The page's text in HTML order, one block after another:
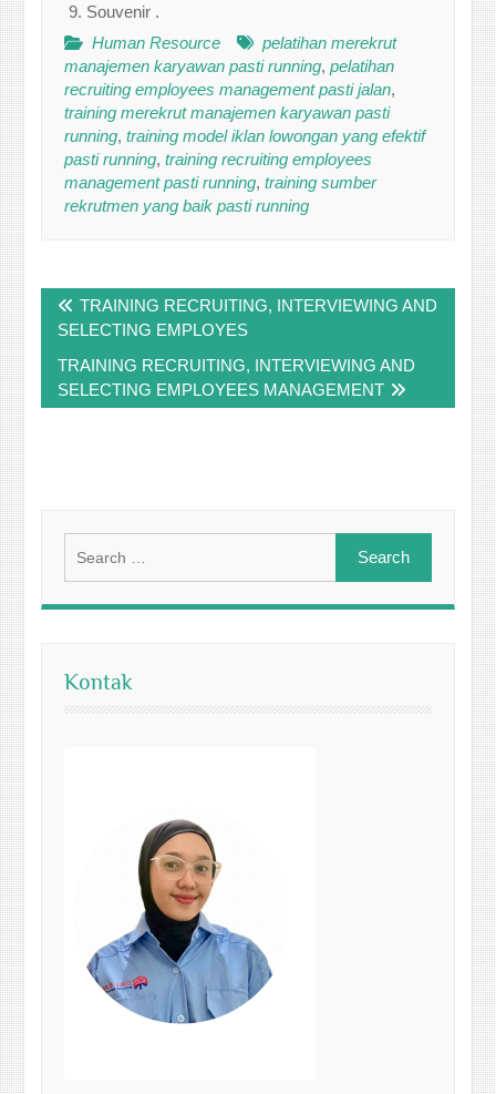
Souvenir .
Human Resource
pelatihan merekrut
manajemen karyawan pasti running,pelatihan
recruiting employees management pasti jalan,
training merekrut manajemen karyawan pasti
running,training model iklan lowongan yang efektif
pasti running,training recruiting employees
management pasti running,training sumber
rekrutmen yang baik pasti running
navigation
TRAINING RECRUITING, INTERVIEWING AND
SELECTING EMPLOYES
TRAINING RECRUITING, INTERVIEWING AND
SELECTING EMPLOYEES MANAGEMENT
for:
Kontak